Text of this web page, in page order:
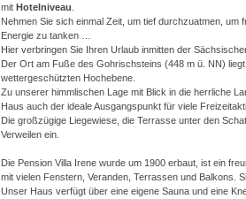
mit Hotelniveau
Nehmen Sie sich einmal Zeit, um tief durchzuatmen, um
Energie zu tanken …
Hier verbringen Sie Ihren Urlaub inmitten der
Der Ort am Fuße des Gohrischsteins (448 m ü. NN)
wettergeschützten Hochebene.
Zu unserer himmlischen Lage mit Blick in die herrliche
Haus auch der ideale Ausgangspunkt für viele
Die großzügige Liegewiese, die Terrasse unter den
Verweilen ein.
Die Pension Villa Irene wurde um 1900 erbaut, ist ein
mit vielen Fenstern, Veranden, Terrassen und Balkons.
Unser Haus verfügt über eine eigene Sauna und eine